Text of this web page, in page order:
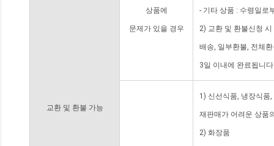
교환 및 환불 가능
상품에
문제가 있을 경우
- 기타 상품 : 수령일로
2) 교환 및 환불신청
배송, 일부환불, 전체
3일 이내에 완료됩니
1) 신선식품, 냉장식품
재판매가 어려운 상품
2) 화장품